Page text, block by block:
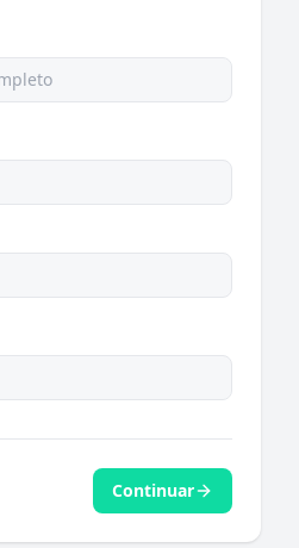
Continuar